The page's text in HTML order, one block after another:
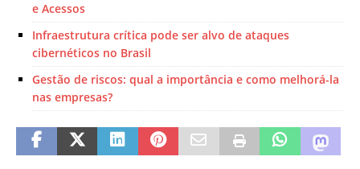
e Acessos
Infraestrutura crítica pode ser alvo de ataques
cibernéticos no Brasil
Gestão de riscos: qual a importância e como melhorá-la
nas empresas?